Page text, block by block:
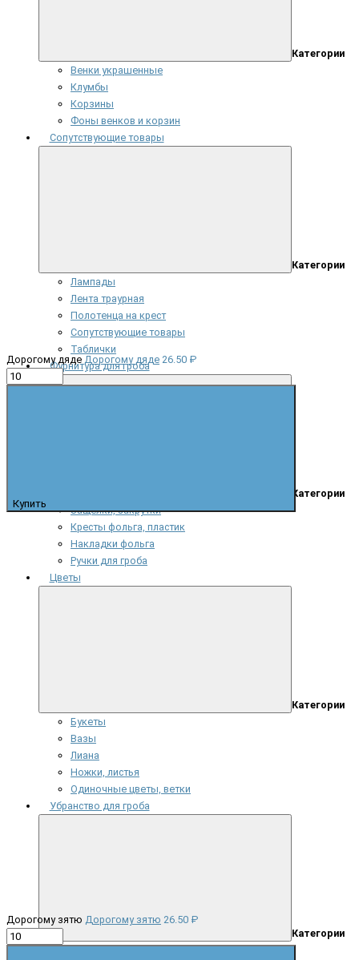
Категории
Венки украшенные
Клумбы
Корзины
Фоны венков и корзин
Сопутствующие товары
Категории
Лампады
Лента траурная
Полотенца на крест
Сопутствующие товары
Таблички
Фурнитура для гроба
Категории
Защелки, закрутки
Кресты фольга, пластик
Накладки фольга
Ручки для гроба
Цветы
Категории
Букеты
Вазы
Лиана
Ножки, листья
Одиночные цветы, ветки
Убранство для гроба
Категории
Детское
Дорогому дяде Дорогому дяде 26.50 ₽
Купить
Дорогому зятю Дорогому зятю 26.50 ₽